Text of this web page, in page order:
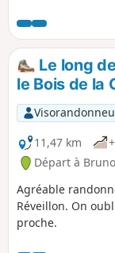
Le long
le Bois de la
11,47 km
Départ à
Agréable
Réveillon. On
proche.